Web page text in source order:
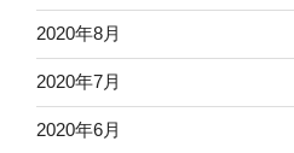
2020年8月
2020年7月
2020年6月